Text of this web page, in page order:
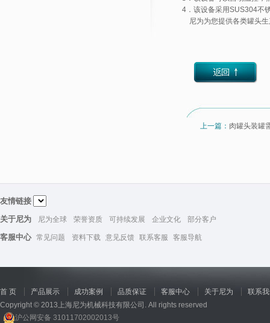
4．该设备采用SUS304不
尼为为您提供各类罐头
上一篇： 肉罐头装罐
友情链接
关于尼为
尼为全球 荣誉资质 可持续发展 企业文化 部分客户
客服中心 常见问题 资料下载 意见反馈 联系客服 客服导航
首 页 产品展示 成功案例 品质保证 客服中心 关于尼为
联系
Copyright © 2013上海尼为机械科技有限公司. All rights reserved
沪公网安备 31011702002013号